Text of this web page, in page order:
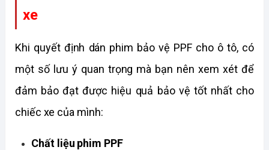
xe
Khi quyết định dán phim bảo vệ PPF cho ô tô, có
một số lưu ý quan trọng mà bạn nên xem xét để
đảm bảo đạt được hiệu quả bảo vệ tốt nhất cho
chiếc xe của mình:
Chất liệu phim PPF